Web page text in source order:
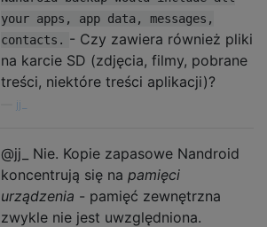
your apps, app data, messages,
contacts. - Czy zawiera również pliki
na karcie SD (zdjęcia, filmy, pobrane
treści, niektóre treści aplikacji)?
jj_
@jj_ Nie. Kopie zapasowe Nandroid
koncentrują się na pamięci
urządzenia - pamięć zewnętrzna
zwykle nie jest uwzględniona.